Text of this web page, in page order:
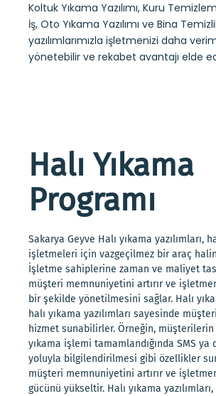
Koltuk Yıkama Yazılımı, Kuru
İş, Oto Yıkama Yazılımı ve Bina
yazılımlarımızla işletmenizi daha
yönetebilir ve rekabet avantajı elde
Halı Yıkama
Programı
Sakarya Geyve Halı yıkama yazılımları,
işletmeleri için vazgeçilmez bir araç
İşletme sahiplerine zaman ve maliyet
müşteri memnuniyetini artırır ve
bir şekilde yönetilmesini sağlar. Halı
halı yıkama yazılımları sayesinde
hizmet sunabilirler. Örneğin, müşterilerin
yıkama işlemi tamamlandığında SMS ya
yoluyla bilgilendirilmesi gibi özellikler
müşteri memnuniyetini artırır ve
gücünü yükseltir. Halı yıkama